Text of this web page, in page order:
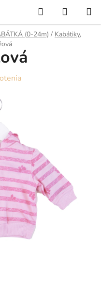
Hľadať
KOŠÍK
(0-24m) / Kabátiky,